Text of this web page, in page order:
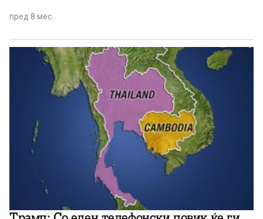
пред 8 мес.